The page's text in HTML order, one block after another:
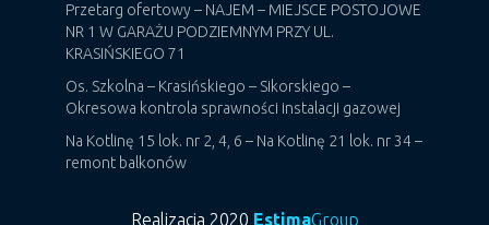
Przetarg ofertowy – NAJEM – MIEJSCE POSTOJOWE
NR 1 W GARAŻU PODZIEMNYM PRZY UL.
KRASIŃSKIEGO 71
Os. Szkolna – Krasińskiego – Sikorskiego –
Okresowa kontrola sprawności instalacji gazowej
Na Kotlinę 15 lok. nr 2, 4, 6 – Na Kotlinę 21 lok. nr 34 –
remont balkonów
Realizacja 2020 EstimaGroup